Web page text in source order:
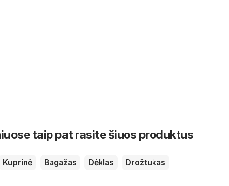
taip pat rasite šiuos produktus
Kuprinė Bagažas Dėklas Drožtukas